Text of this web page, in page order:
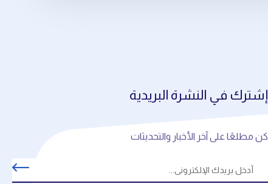
إشترك في النشرة البريدية
كن مطلعًا على آخر الأخبار والتحديثات